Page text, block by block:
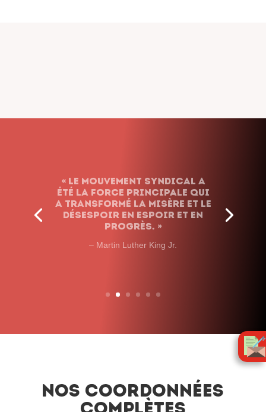
« Le mouvement syndical a
été la force principale qui
a transformé la misère et le
désespoir en espoir et en
progrès. »
– Martin Luther King Jr.
Nos coordonnées